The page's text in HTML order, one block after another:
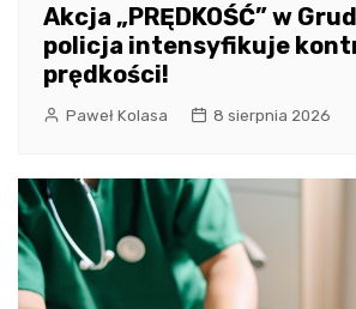
Akcja „PRĘDKOŚĆ” w
policja intensyfikuje
prędkości!
Paweł Kolasa 8 sierpnia 2026